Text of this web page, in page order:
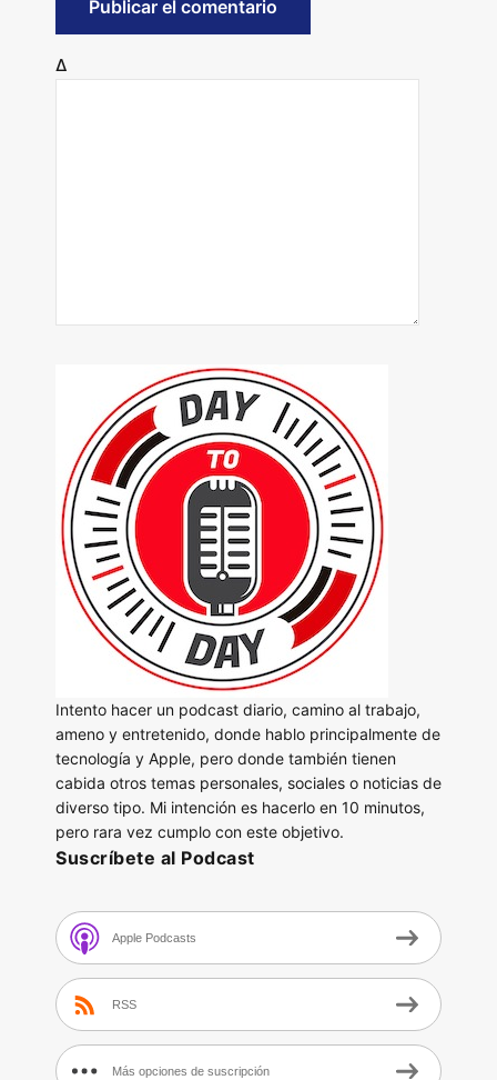
Δ
Intento hacer un podcast diario, camino al trabajo,
ameno y entretenido, donde hablo principalmente de
tecnología y Apple, pero donde también tienen
cabida otros temas personales, sociales o noticias de
diverso tipo. Mi intención es hacerlo en 10 minutos,
pero rara vez cumplo con este objetivo.
Suscríbete al Podcast
Apple Podcasts
RSS
Más opciones de suscripción